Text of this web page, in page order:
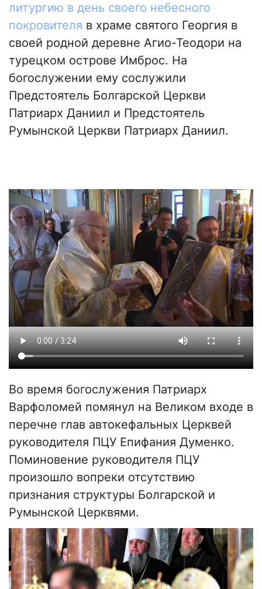
литургию в день своего небесного
покровителя в храме святого Георгия в
своей родной деревне Агио-Теодори на
турецком острове Имброс. На
богослужении ему сослужили
Предстоятель Болгарской Церкви
Патриарх Даниил и Предстоятель
Румынской Церкви Патриарх Даниил.
Во время богослужения Патриарх
Варфоломей помянул на Великом входе в
перечне глав автокефальных Церквей
руководителя ПЦУ Епифания Думенко.
Поминовение руководителя ПЦУ
произошло вопреки отсутствию
признания структуры Болгарской и
Румынской Церквями.